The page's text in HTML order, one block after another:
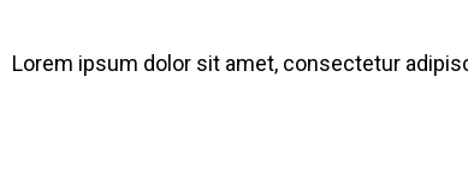
Lorem ipsum dolor sit amet, consectetur